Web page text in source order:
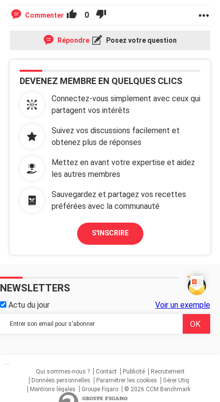
Commenter 0
Répondre Posez votre question
DEVENEZ MEMBRE EN QUELQUES CLICS
Connectez-vous simplement avec ceux qui
partagent vos intérêts
Suivez vos discussions facilement et
obtenez plus de réponses
Mettez en avant votre expertise et aidez
les autres membres
Sauvegardez et partagez vos recettes
préférées avec la communauté
S'INSCRIRE
NEWSLETTERS
Actu du jour Voir un exemple
...
Qui sommes-nous ?
Contact Publicité
Recrutement
Données personnelles
Paramétrer les cookies
Gérer Utiq
Mentions légales
Groupe Figaro © 2026 CCM Benchmark